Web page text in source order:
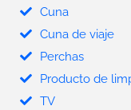
Cuna
Cuna de viaje
Perchas
Producto de
TV